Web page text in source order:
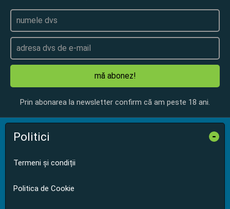
mă abonez!
Prin abonarea la newsletter confirm că am peste 18 ani.
Politici -
Termeni și condiții
Politica de Cookie